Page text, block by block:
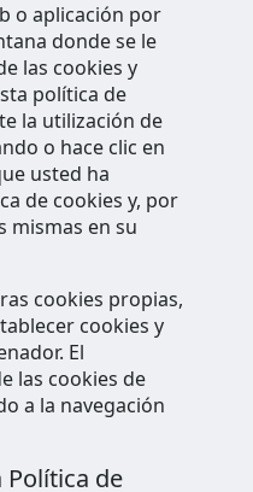
o aplicación por
donde se le
las cookies y
política de
la utilización de
o hace clic en
usted ha
de cookies y, por
mismas en su
cookies propias,
cookies y
El
las cookies de
a la navegación
Política de